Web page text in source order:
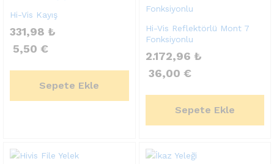
Hi-Vis Kayış
331,98 ₺
5,50 €
Sepete Ekle
Hi-Vis Reflektörlü Mont 7
Fonksiyonlu
2.172,96 ₺
36,00 €
Sepete Ekle